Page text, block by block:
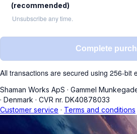
(recommended)
Unsubscribe any time.
Complete
All transactions are secured using 256-bit
Shaman Works ApS · Gammel
· Denmark · CVR nr. DK40878033
Customer service · Terms and conditions